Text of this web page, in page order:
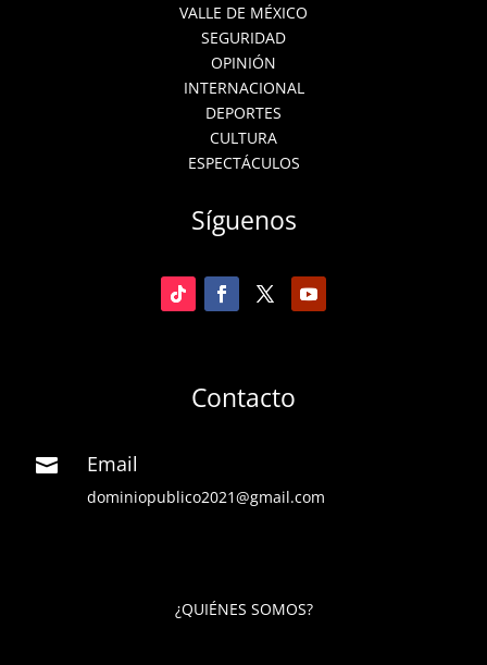
VALLE DE MÉXICO
SEGURIDAD
OPINIÓN
INTERNACIONAL
DEPORTES
CULTURA
ESPECTÁCULOS
Síguenos
Contacto
 Email
dominiopublico2021@gmail.com
¿QUIÉNES SOMOS?